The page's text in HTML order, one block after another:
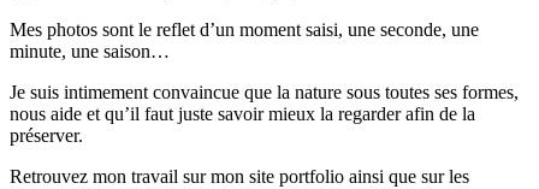
Mes photos sont le reflet d’un moment saisi, une seconde, une
minute, une saison…
Je suis intimement convaincue que la nature sous toutes ses formes,
nous aide et qu’il faut juste savoir mieux la regarder afin de la
préserver.
Retrouvez mon travail sur mon site portfolio ainsi que sur les